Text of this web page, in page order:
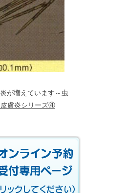
が増えています～虫
皮膚炎シリーズ④